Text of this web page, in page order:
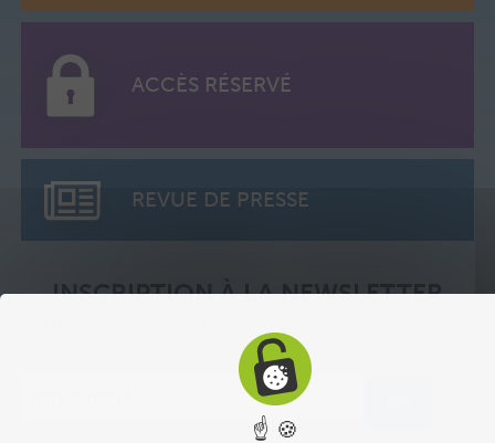
ACCÈS RÉSERVÉ
REVUE DE PRESSE
INSCRIPTION À LA NEWSLETTER
abonnés.
☝ 🍪